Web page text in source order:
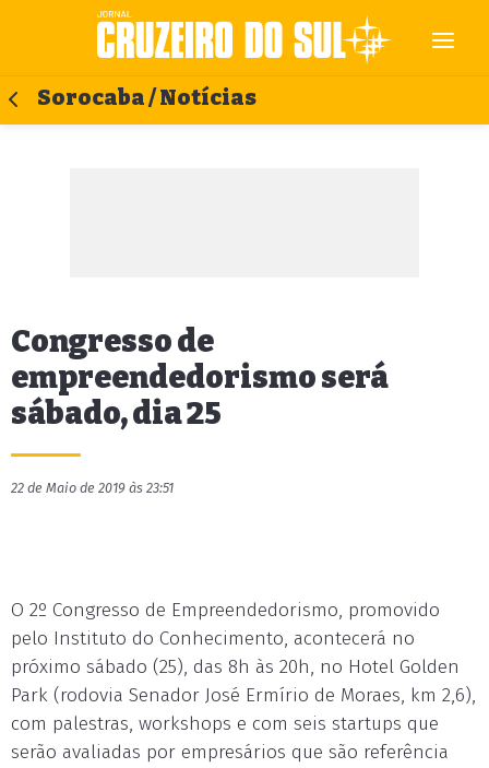
Sorocaba / Notícias
Congresso de
empreendedorismo será
sábado, dia 25
22 de Maio de 2019 às 23:51
O 2º Congresso de Empreendedorismo, promovido
pelo Instituto do Conhecimento, acontecerá no
próximo sábado (25), das 8h às 20h, no Hotel Golden
Park (rodovia Senador José Ermírio de Moraes, km 2,6),
com palestras, workshops e com seis startups que
serão avaliadas por empresários que são referência